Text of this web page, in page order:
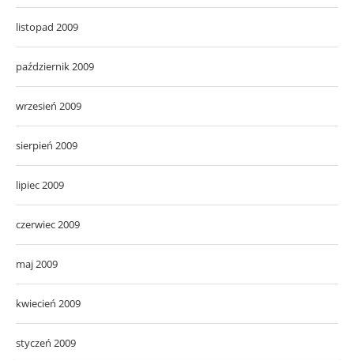
listopad 2009
październik 2009
wrzesień 2009
sierpień 2009
lipiec 2009
czerwiec 2009
maj 2009
kwiecień 2009
styczeń 2009